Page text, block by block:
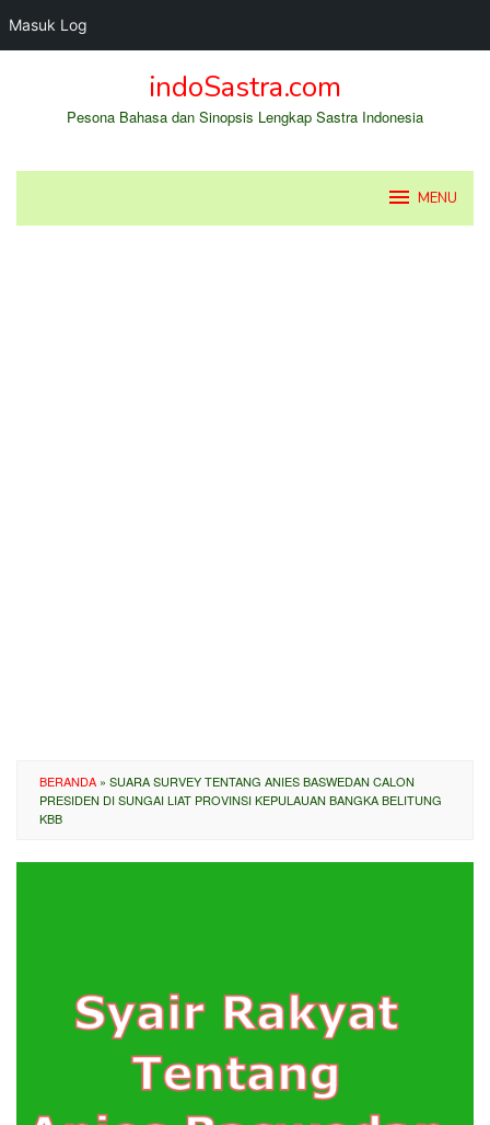
Masuk Log
indoSastra.com
Pesona Bahasa dan Sinopsis Lengkap Sastra Indonesia
MENU
BERANDA » SUARA SURVEY TENTANG ANIES BASWEDAN CALON
PRESIDEN DI SUNGAI LIAT PROVINSI KEPULAUAN BANGKA BELITUNG
KBB